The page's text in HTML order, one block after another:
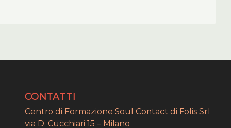
CONTATTI
Centro di Formazione Soul Contact di Folis Srl
via D. Cucchiari 15 – Milano